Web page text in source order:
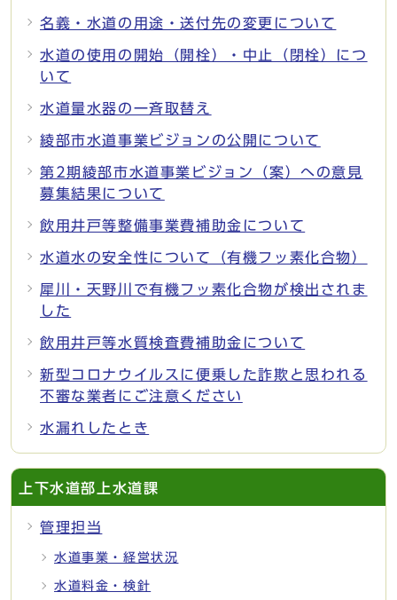
名義・水道の用途・送付先の変更について
水道の使用の開始（開栓）・中止（閉栓）につ
いて
水道量水器の一斉取替え
綾部市水道事業ビジョンの公開について
第2期綾部市水道事業ビジョン（案）への意見
募集結果について
飲用井戸等整備事業費補助金について
水道水の安全性について（有機フッ素化合物）
犀川・天野川で有機フッ素化合物が検出されま
した
飲用井戸等水質検査費補助金について
新型コロナウイルスに便乗した詐欺と思われる
不審な業者にご注意ください
水漏れしたとき
上下水道部上水道課
管理担当
水道事業・経営状況
水道料金・検針